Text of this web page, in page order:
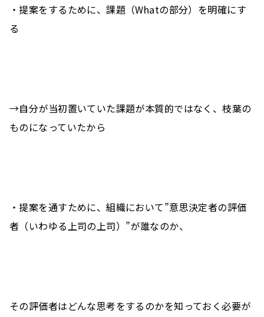
・提案をするために、課題（Whatの部分）を明確にす
る
→自分が当初置いていた課題が本質的ではなく、枝葉の
ものになっていたから
・提案を通すために、組織において”意思決定者の評価
者（いわゆる上司の上司）”が誰なのか、
その評価者はどんな思考をするのかを知っておく必要が